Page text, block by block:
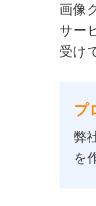
画像
サー
受け
プ
弊
を